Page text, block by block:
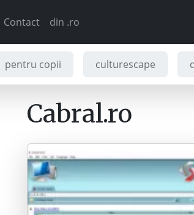
Contact din .ro
pentru copii culturescape
Cabral.ro